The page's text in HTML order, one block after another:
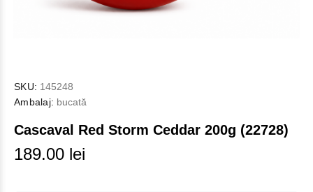
SKU: 145248
Ambalaj: bucată
Cascaval Red Storm Ceddar 200g (22728)
189.00 lei